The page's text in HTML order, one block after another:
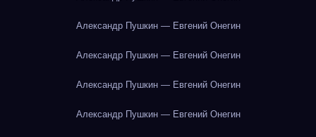
Александр Пушкин — Евгений Онегин
Александр Пушкин — Евгений Онегин
Александр Пушкин — Евгений Онегин
Александр Пушкин — Евгений Онегин